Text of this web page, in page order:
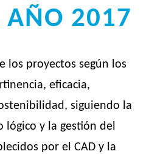
AÑO 2017
los proyectos según los
eficacia,
siguiendo la
lógico y la gestión del
por el CAD y la